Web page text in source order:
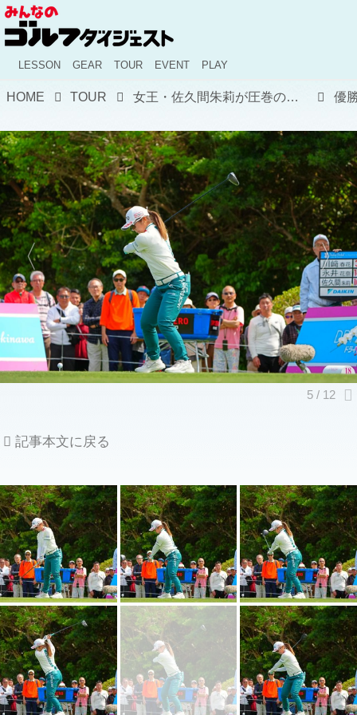
LESSON GEAR TOUR EVENT PLAY
HOME TOUR 女王・佐久間朱莉が圧巻の逃げ切り! 亡きジャンボ尾崎へ捧ぐ"開幕V"と、記録ずくめで熱狂した沖縄の4日間【国内女子ツアー】
記事本文に戻る